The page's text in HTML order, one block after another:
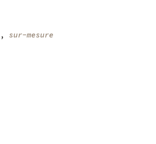
, sur-mesure